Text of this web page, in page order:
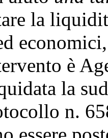
la
è
la
n.